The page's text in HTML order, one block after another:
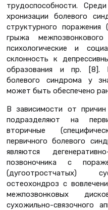
трудоспособности.
хронизации болевого
структурного поражения
грыжа
психологические и
склонность к
образования и пр. [8].
болевого синдрома у
может быть обеспечено
В зависимости от
подразделяют на
вторичные
первичного болевого
являются
позвоночника с
(дугоотростчатых)
остеохондроз с
межпозвонковых
сухожильно-связочного